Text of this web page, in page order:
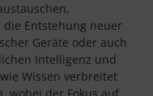
Entstehung neuer
Geräte oder auch
Intelligenz und
Wissen verbreitet